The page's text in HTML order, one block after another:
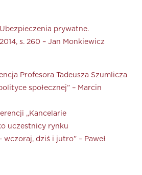
prywatne.
s. 260 – Jan Monkiewicz
Profesora Tadeusza Szumlicza
społecznej” – Marcin
„Kancelarie
uczestnicy rynku
wczoraj, dziś i jutro” – Paweł